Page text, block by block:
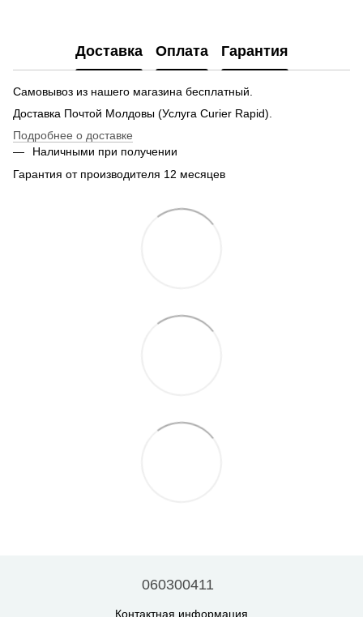
Доставка Оплата Гарантия
Самовывоз из нашего магазина бесплатный.
Доставка Почтой Молдовы (Услуга Curier Rapid).
Подробнее о доставке
Наличными при получении
Гарантия от производителя 12 месяцев
060300411
Контактная информация